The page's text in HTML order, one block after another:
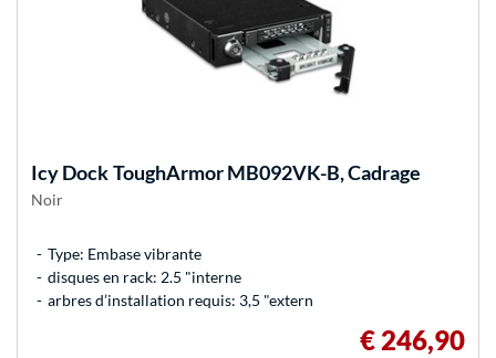
Icy DockToughArmor MB092VK-B, Cadrage
Noir
Type: Embase vibrante
disques en rack: 2.5 "interne
arbres d’installation requis: 3,5 "extern
€ 246,90